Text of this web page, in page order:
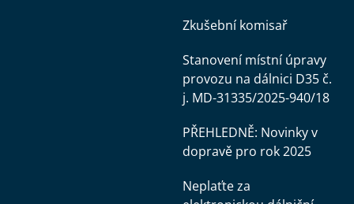
Zkušební komisař
Stanovení místní úpravy
provozu na dálnici D35 č.
j. MD-31335/2025-940/18
PŘEHLEDNĚ: Novinky v
dopravě pro rok 2025
Neplaťte za